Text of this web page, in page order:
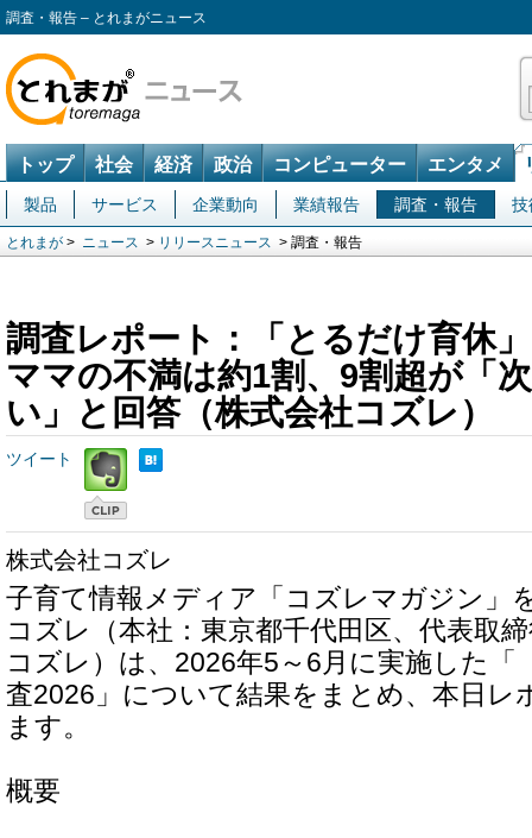
調査・報告 – とれまがニュース
トップ 社会 経済 政治 コンピューター エンタメ
製品 サービス 企業動向 業績報告 調査・報告 技
とれまが > ニュース > リリースニュース > 調査・報告
調査レポート：「とるだけ育休
ママの不満は約1割、9割超が「
い」と回答（株式会社コズレ）
ツイート
株式会社コズレ
子育て情報メディア「コズレマガジン」
コズレ（本社：東京都千代田区、代表取
コズレ）は、2026年5～6月に実施した「
査2026」について結果をまとめ、本日レ
ます。
概要